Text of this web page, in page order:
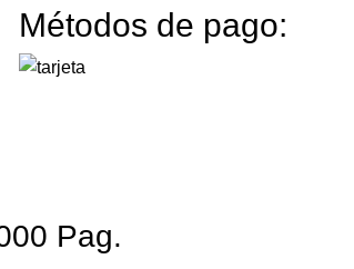
Métodos de pago:
Pag.